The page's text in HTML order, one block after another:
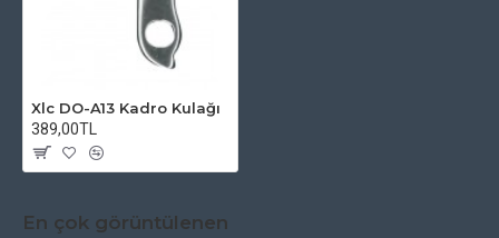
Xlc DO-A13 Kadro Kulağı
389,00TL
En çok görüntülenen